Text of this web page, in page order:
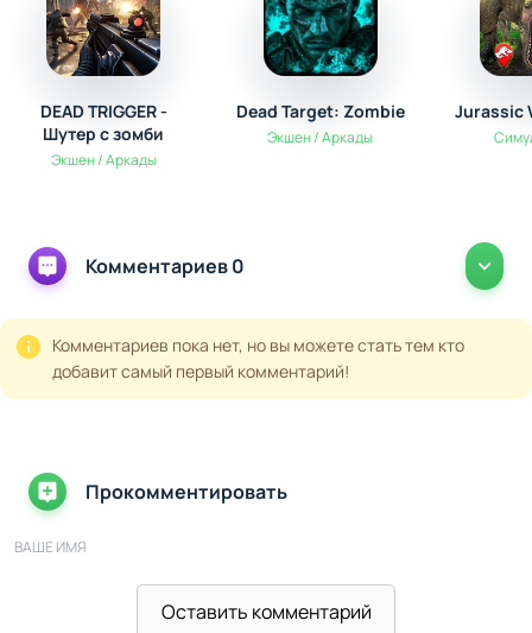
DEAD TRIGGER -
Шутер с зомби
Экшен / Аркады
Dead Target: Zombie
Экшен / Аркады
Jurassic
Комментариев 0
Комментариев пока нет, но вы можете стать тем кто
добавит самый первый комментарий!
Прокомментировать
ВАШЕ ИМЯ
Оставить комментарий